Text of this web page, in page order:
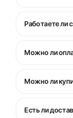
Работаете ли
Можно ли
Можно ли
Есть ли